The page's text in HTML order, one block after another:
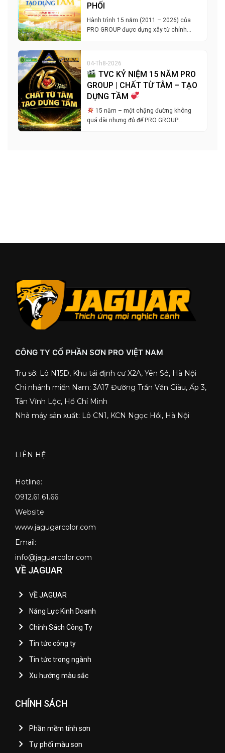
PHỐI
Hành trình 15 năm (2011 – 2026) của
PRO GROUP được dựng xây từ chính…
04-Th8-2026
TVC KỶ NIỆM 15 NĂM PRO
GROUP | CHẤT TỪ TÂM – TẠO
DỰNG TẦM
15 năm – một chặng đường không
quá dài nhưng đủ để PRO GROUP…
CÔNG TY CỔ PHẦN SƠN PRO VIỆT NAM
Trụ sở: Lô N15D, Khu tái định cư X2A, Yên Sở, Hà Nội
Chi nhánh miền Nam: 3A17 Đường Trần Văn Giàu, Ấp 3,
Tân Vĩnh Lộc, Hồ Chí Minh
Nhà máy sản xuất: Lô CN1, KCN Ngọc Hồi, Hà Nội
LIÊN HỆ
Hotline:
0912.61.61.66
Website
www.jagugarcolor.com
Email:
info@jaguarcolor.com
VỀ JAGUAR
VỀ JAGUAR
Năng Lực Kinh Doanh
Chính Sách Công Ty
Tin tức công ty
Tin tức trong ngành
Xu hướng màu sắc
CHÍNH SÁCH
Phần mềm tính sơn
Tự phối màu sơn